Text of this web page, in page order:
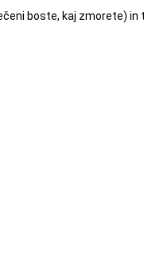
boste, kaj zmorete) in